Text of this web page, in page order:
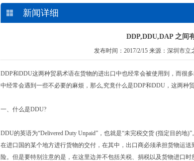
新闻详细
DDP,DDU,DAP 之间
发布时间：2017/2/15 来源：深圳市立
DDP和DDU这两种贸易术语在货物的进出口中也经常会被使用到，而很
中经常会遇到一些不必要的麻烦，那么,究竟什么是DDP和DDU，这两种
一、什么是DDU?
DDU的英语为“Delivered Duty Unpaid”，也就是“未完税交货 (指定目的
在进口国的某个地方进行货物的交付，在其中，出口商必须承担货物运
险。但是要特别注意的是，在这里边并不包括关税、捐税以及货物进口